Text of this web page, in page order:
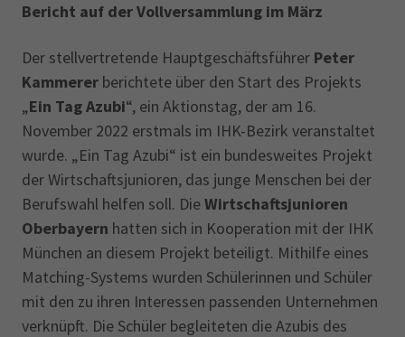
Bericht auf der Vollversammlung im März
Der stellvertretende Hauptgeschäftsführer Peter
Kammerer berichtete über den Start des Projekts
„Ein Tag Azubi“, ein Aktionstag, der am 16.
November 2022 erstmals im IHK-Bezirk veranstaltet
wurde. „Ein Tag Azubi“ ist ein bundesweites Projekt
der Wirtschaftsjunioren, das junge Menschen bei der
Berufswahl helfen soll. DieWirtschaftsjunioren
Oberbayern hatten sich in Kooperation mit der IHK
München an diesem Projekt beteiligt. Mithilfe eines
Matching-Systems wurden Schülerinnen und Schüler
mit den zu ihren Interessen passenden Unternehmen
verknüpft. Die Schüler begleiteten die Azubis des